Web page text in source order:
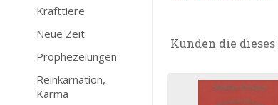
Krafttiere
Neue Zeit
Prophezeiungen
Reinkarnation,
Karma
Kunden die